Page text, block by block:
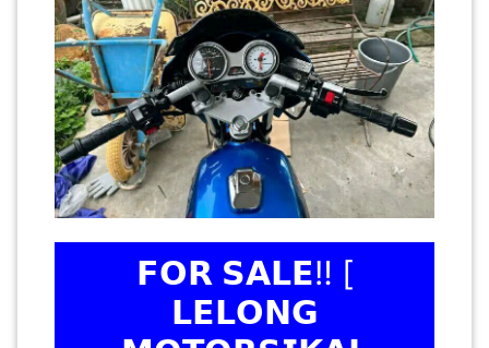
𝗙𝗢𝗥 𝗦𝗔𝗟𝗘‼️ [
𝗟𝗘𝗟𝗢𝗡𝗚
SABAH(0)
SARAWAK(2)
JOHOR(8)